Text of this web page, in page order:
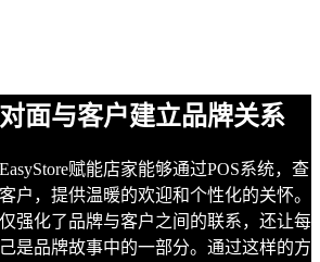
面与客户建立品牌关系
赋能店家能够通过POS系统，查
户，提供温暖的欢迎和个性化的关怀。
强化了品牌与客户之间的联系，还让每
是品牌故事中的一部分。通过这样的方